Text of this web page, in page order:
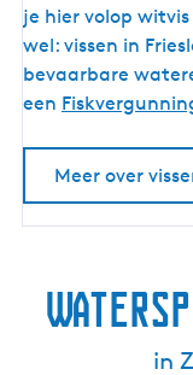
s
e
n
i
je hier volop
wel: vissen in
bevaarbare
een
Meer over
in